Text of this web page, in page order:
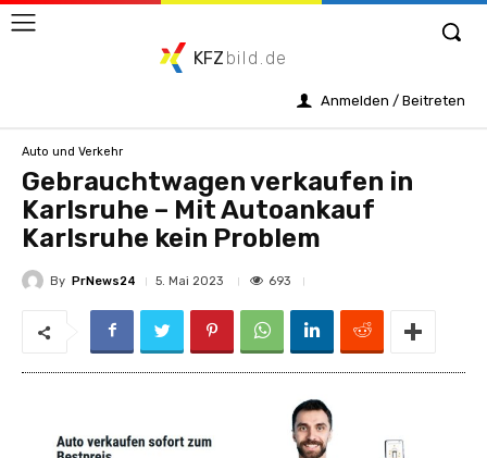
KFZ bild.de
Anmelden / Beitreten
Auto und Verkehr
Gebrauchtwagen verkaufen in
Karlsruhe – Mit Autoankauf
Karlsruhe kein Problem
By PrNews24 5. Mai 2023 693